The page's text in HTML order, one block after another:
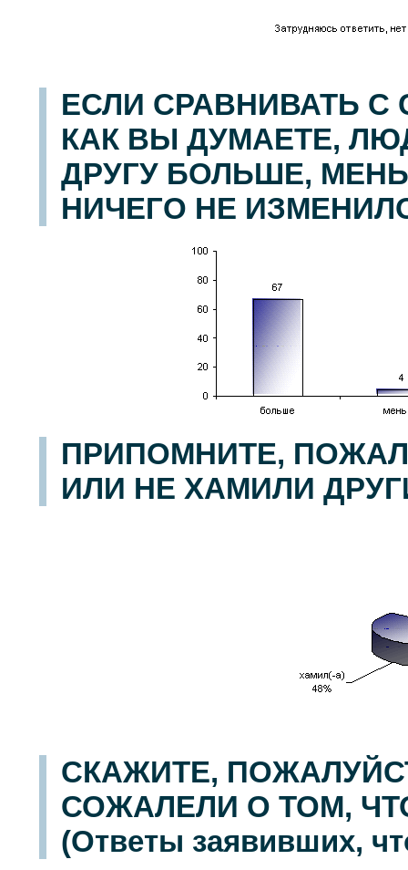
ЕСЛИ СРАВНИВАТЬ
КАК ВЫ ДУМАЕТЕ,
ДРУГУ БОЛЬШЕ,
НИЧЕГО НЕ
ПРИПОМНИТЕ,
ИЛИ НЕ ХАМИЛИ
СКАЖИТЕ,
СОЖАЛЕЛИ О ТОМ,
(Ответы заявивших,